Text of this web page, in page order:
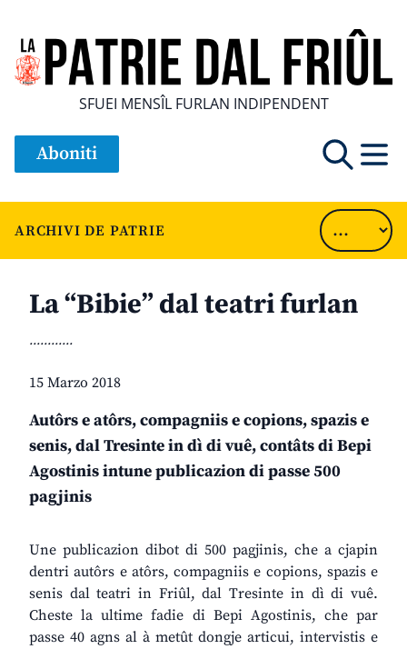
SFUEI MENSÎL FURLAN INDIPENDENT
Aboniti
ARCHIVI DE PATRIE
La “Bibie” dal teatri furlan
............
15 Marzo 2018
Autôrs e atôrs, compagniis e copions, spazis e
senis, dal Tresinte in dì di vuê, contâts di Bepi
Agostinis intune publicazion di passe 500
pagjinis
Une publicazion dibot di 500 pagjinis, che a cjapin
dentri autôrs e atôrs, compagniis e copions, spazis e
senis dal teatri in Friûl, dal Tresinte in dì di vuê.
Cheste la ultime fadie di Bepi Agostinis, che par
passe 40 agns al à metût dongje articui, intervistis e